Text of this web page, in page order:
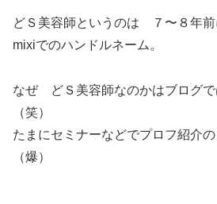
どＳ美容師というのは ７〜８年前
mixiでのハンドルネーム。
なぜ どＳ美容師なのかはブログで
（笑）
たまにセミナーなどでプロフ紹介
（爆）